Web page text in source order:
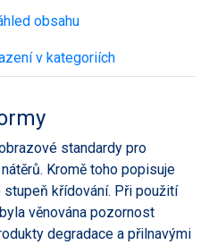
obsahu
v kategoriích
standardy pro
Kromě toho popisuje
křídování. Při použití
věnována pozornost
degradace a přilnavými